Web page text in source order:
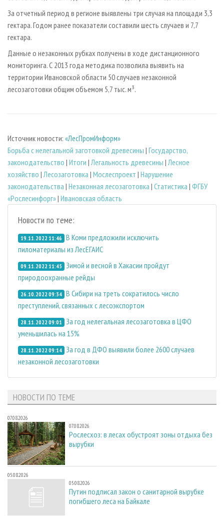
БИОЭНЕРГЕТИКА
ЦБП
RUSSIAN FORESTRY REVIEW
ГАЗЕТА ЛЕСПРОМФОРУМ
БИБЛИОТЕКА СПЕЦИАЛИСТА
За отчетный период в регионе выявлены три случая на площади 3,3
гектара. Годом ранее показатели составили шесть случаев и 7,7
гектара.
Данные о незаконных рубках получены в ходе дистанционного
мониторинга. С 2013 года методика позволила выявить на
территории Ивановской области 50 случаев незаконной
лесозаготовки общим объемом 5,7 тыс. м³.
Источник новости: «ЛесПромИнформ»
Борьба с нелегальной заготовкой древесины | Государство,
законодательство | Итоги |Легальность древесины |Лесное
хозяйство |Лесозаготовка | Мослеспроект | Нарушение
законодательства | Незаконная лесозаготовка | Статистика | ФГБУ
«Рослесинфорг»| Ивановская область
Новости по теме:
19.11.2022 11:46 В Коми предложили исключить
пиломатериалы из ЛесЕГАИС
09.11.2022 11:45 Зимой и весной в Хакасии пройдут
природоохранные рейды
26.10.2022 09:34 В Сибири на треть сократилось число
преступлений, связанных с лесоэкспортом
28.11.2022 09:01 За год нелегальная лесозаготовка в ЦФО
уменьшилась на 15%
28.11.2022 09:14 За год в ДФО выявили более 2600 случаев
незаконной лесозаготовки
НОВОСТИ ПО ТЕМЕ
07.08.2026
07.08.2026
Рослесхоз: в лесах обустроят зоны отдыха без
вырубки
05.08.2026
05.08.2026
Путин подписал закон о санитарной вырубке
погибшего леса на Байкале